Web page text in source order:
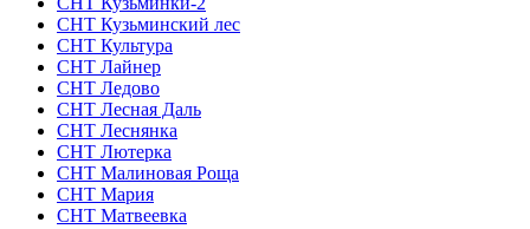
СНТ Кузьминский лес
СНТ Культура
СНТ Лайнер
СНТ Ледово
СНТ Лесная Даль
СНТ Леснянка
СНТ Лютерка
СНТ Малиновая Роща
СНТ Мария
СНТ Матвеевка